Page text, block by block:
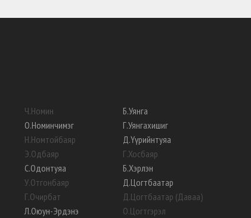
Ч.Номин
О.Номинчимэг
Н.Номтойбаяр
Э.Одбаяр
С.Одонтуяа
У.Отгонбаяр
Г.Очирбат
Л.Оюун-Эрдэнэ
Б.Уянга
Г.Уянгахишиг
Д.Үүрийнтуяа
Г.Хосбаяр
Б.Хэрлэн
Д.Цогтбаатар
Д.Цогтбаатар (Даваа)
О.Цогтгэрэл